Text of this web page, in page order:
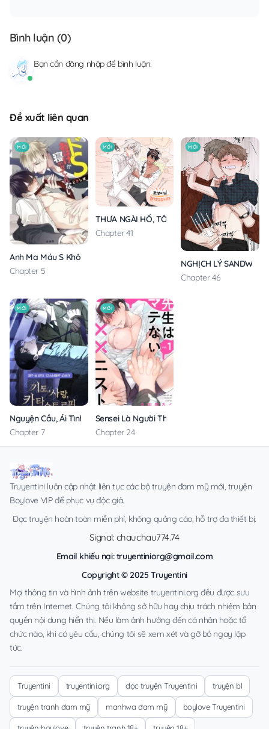
Bình luận (0)
Bạn cần đăng nhậpđể bình luận.
Đề xuất liên quan
MỚI
Anh Ma Máu S Không Cho Tôi Ngủ Yên
Chapter 5
MỚI
THƯA NGÀI HỔ, TÔI ĐÃ ĂN RẤT NGON MIỆNG
Chapter 41
MỚI
NGHỊCH LÝ SANDWICH
Chapter 46
MỚI
Nguyện Cầu, Ái Tình, Tai Ương
Chapter 7
MỚI
Sensei Là Người Thích Chơi Mông
Chapter 24
Truyentini luôn cập nhật liên tục các bộ truyện đam mỹ mới, truyện
Boylove VIP để phục vụ độc giả.
Đọc truyện hoàn toàn miễn phí, không quảng cáo, hỗ trợ đa thiết bị.
Signal: chauchau774.74
Email khiếu nại:truyentiniorg@gmail.com
Copyright © 2025 Truyentini
Mọi thông tin và hình ảnh trên website truyentini.org đều được sưu
tầm trên Internet. Chúng tôi không sở hữu hay chịu trách nhiệm bản
quyền nội dung hiển thị. Nếu làm ảnh hưởng đến cá nhân hoặc tổ
chức nào, khi có yêu cầu, chúng tôi sẽ xem xét và gỡ bỏ ngay lập
tức.
Truyentini truyentini.org đọc truyện Truyentini truyện bl
truyện tranh đam mỹ manhwa đam mỹ boylove Truyentini